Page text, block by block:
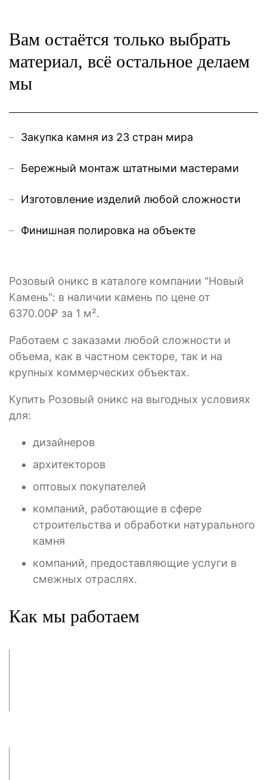
Вам остаётся только выбрать
материал, всё остальное делаем
мы
Закупка камня из 23 стран мира
Бережный монтаж штатными мастерами
Изготовление изделий любой сложности
Финишная полировка на объекте
Розовый оникс в каталоге компании "Новый
Камень": в наличии камень по цене от
6370.00₽ за 1 м².
Работаем с заказами любой сложности и
объема, как в частном секторе, так и на
крупных коммерческих объектах.
Купить Розовый оникс на выгодных условиях
для:
дизайнеров
архитекторов
оптовых покупателей
компаний, работающие в сфере
строительства и обработки натурального
камня
компаний, предоставляющие услуги в
смежных отраслях.
Как мы работаем